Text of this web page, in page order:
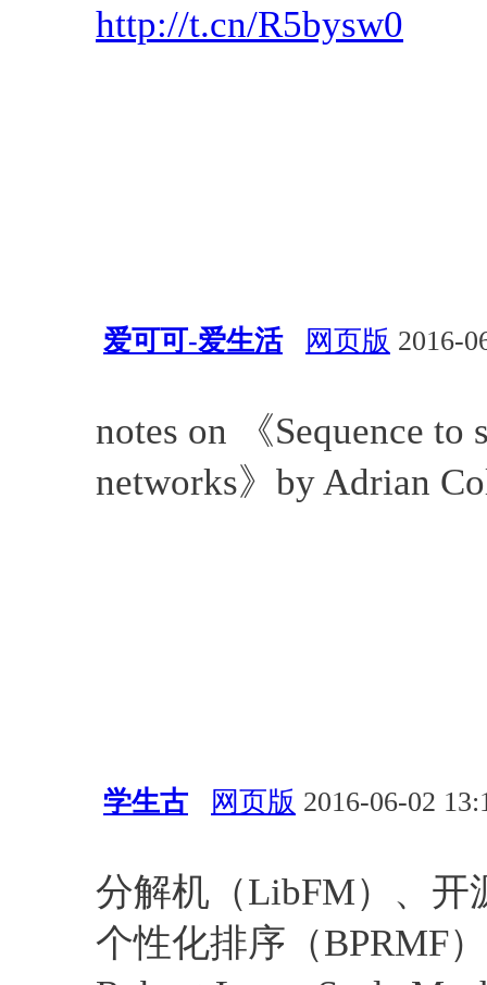
http://t.cn/R5bysw0
爱可可-爱生活 网页版 2016-
notes on 《Sequence to
networks》by Adrian
学生古 网页版 2016-06-02
分解机（LibFM）、开
个性化排序（BPRMF